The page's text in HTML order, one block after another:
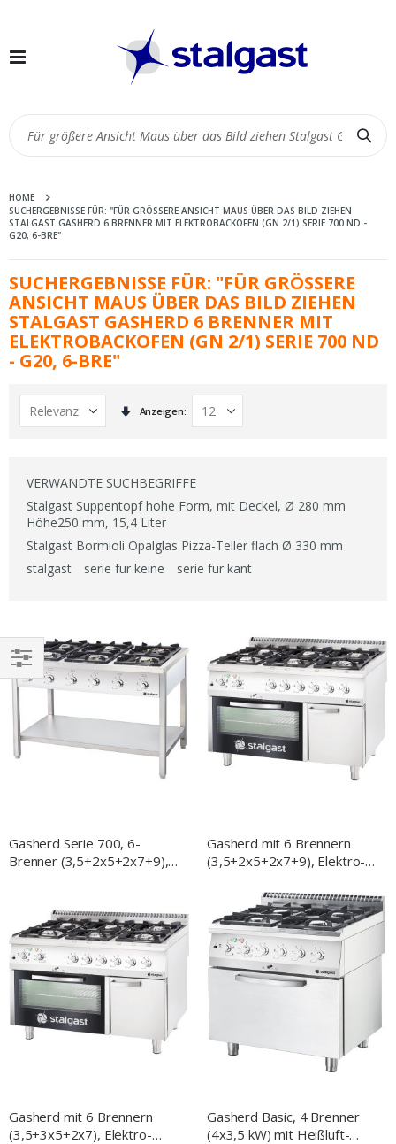
Navigation
HOME
SUCHERGEBNISSE FÜR: "FÜR GRÖSSERE ANSICHT MAUS ÜBER DAS BILD ZIEHEN S
TALGAST GASHERD 6 BRENNER MIT ELEKTROBACKOFEN (GN 2/1) SERIE 700 ND - G
20, 6-BRE"
SUCHERGEBNISSE FÜR: "FÜR GRÖSSERE A
NSICHT MAUS ÜBER DAS BILD ZIEHEN S
TALGAST GASHERD 6 BRENNER MIT E
LEKTROBACKOFEN (GN 2/1) SERIE 700 ND -
G20, 6-BRE"
In
aufsteigender
Anzeigen
VERWANDTE SUCHBEGRIFFE
Stalgast Suppentopf hohe Form, mit Deckel, Ø 280 mm
Höhe250 mm, 15,4 Liter
Stalgast Bormioli Opalglas Pizza-Teller flach Ø 330 mm
stalgast
serie fur keine serie fur kant
Gasherd Serie 700, 6-
Brenner (3,5+2x5+2x7+9),
Gasherd mit 6 Brennern
(3,5+2x5+2x7+9), Elektro-
Unterschrank, Serie 700 ND
Gasherd mit 6 Brennern
(3,5+3x5+2x7), Elektro-
Gasherd Basic, 4 Brenner
(4x3,5 kW) mit Heißluft-
EINKAUFEN